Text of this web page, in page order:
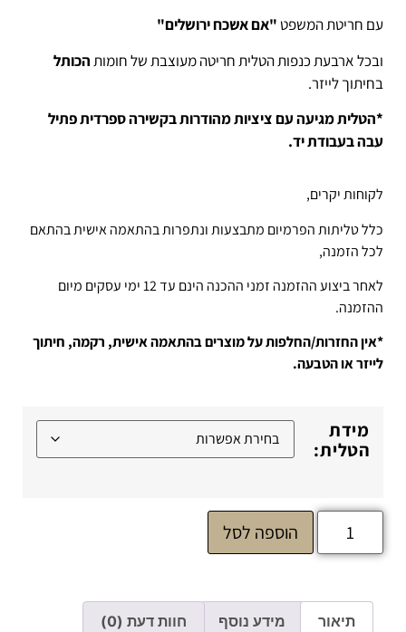
עם חריטת המשפט "אם אשכח ירושלים"
ובכל ארבעת כנפות הטלית חריטה מעוצבת של חומותהכותל
בחיתוך לייזר.
*הטלית מגיעה עם ציציות מהודרות בקשירה ספרדית פתיל
עבה בעבודת יד.
לקוחות יקרים,
כלל טליתות הפרמיום מתבצעות ונתפרות בהתאמה אישית בהתאם
לכל הזמנה,
לאחר ביצוע ההזמנה זמני ההכנה הינם עד 12 ימי עסקים מיום
ההזמנה.
*אין החזרות/החלפות על מוצרים בהתאמה אישית, רקמה, חיתוך
לייזר או הטבעה.
מידת
הטלית:
הוספה לסל
תיאור מידע נוסף חוות דעת (0)